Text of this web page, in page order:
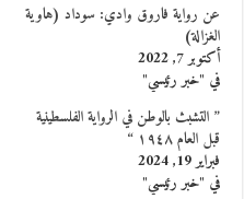
عن رواية فاروق وادي: سوداد (هاوية
الغزالة)
أكتوبر 7, 2022
في "خبر رئيسي"
” التشبث بالوطن في الرواية الفلسطينية
قبل العام ١٩٤٨ “
فبراير 19, 2024
في "خبر رئيسي"